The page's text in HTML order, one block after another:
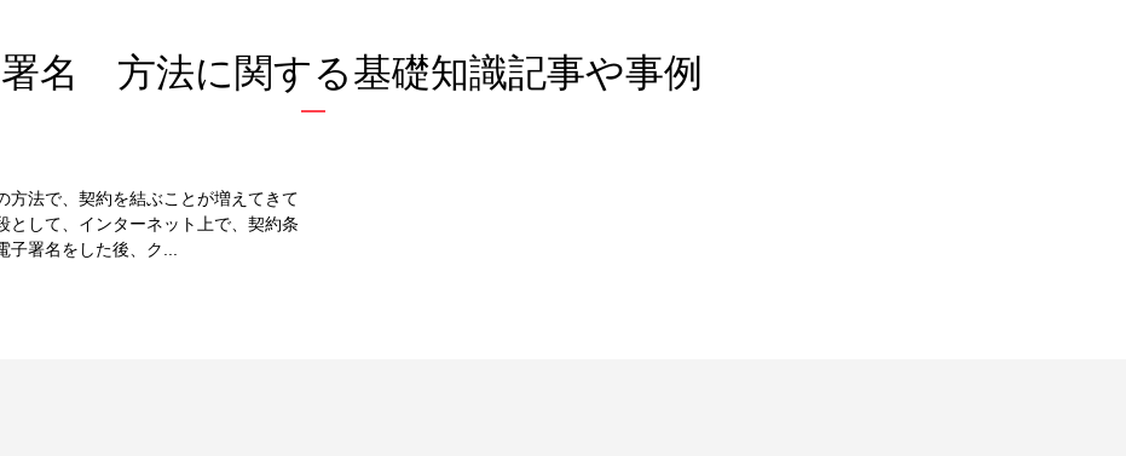
名 方法に関する基礎知識記事や事例
方法で、契約を結ぶことが増えてきて
として、インターネット上で、契約条
署名をした後、ク...